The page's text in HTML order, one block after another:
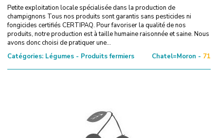
Petite exploitation locale spécialisée dans la production de
champignons Tous nos produits sont garantis sans pesticides ni
fongicides certifiés CERTIPAQ. Pour favoriser la qualité de nos
produits, notre production est à taille humaine raisonnée et saine. Nous
avons donc choisi de pratiquer une...
Catégories: Légumes - Produits fermiers Chatel=Moron - 71